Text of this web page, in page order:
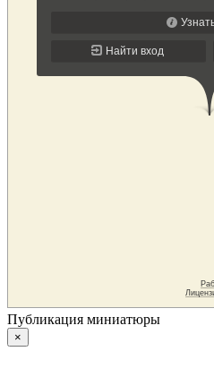
Публикация миниатюры
×